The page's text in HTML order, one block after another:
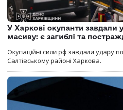
У Харкові окупанти
масиву: є загиблі та
Окупаційні сили рф завдали удару
Салтівському районі Харкова.